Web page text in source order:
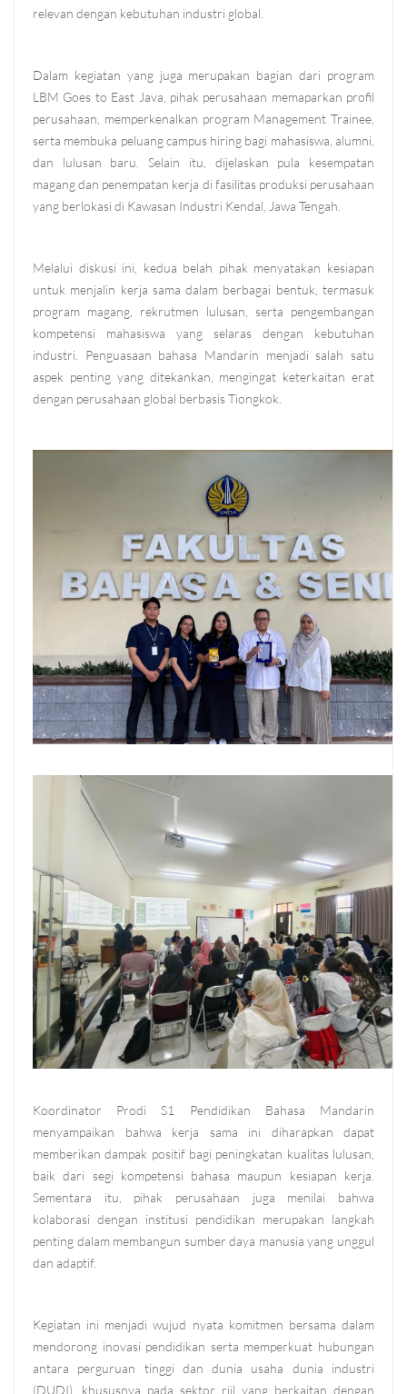
relevan dengan kebutuhan industri global.
Dalam kegiatan yang juga merupakan bagian dari program
LBM Goes to East Java, pihak perusahaan memaparkan profil
perusahaan, memperkenalkan program Management Trainee,
serta membuka peluang campus hiring bagi mahasiswa, alumni,
dan lulusan baru. Selain itu, dijelaskan pula kesempatan
magang dan penempatan kerja di fasilitas produksi perusahaan
yang berlokasi di Kawasan Industri Kendal, Jawa Tengah.
Melalui diskusi ini, kedua belah pihak menyatakan kesiapan
untuk menjalin kerja sama dalam berbagai bentuk, termasuk
program magang, rekrutmen lulusan, serta pengembangan
kompetensi mahasiswa yang selaras dengan kebutuhan
industri. Penguasaan bahasa Mandarin menjadi salah satu
aspek penting yang ditekankan, mengingat keterkaitan erat
dengan perusahaan global berbasis Tiongkok.
Koordinator Prodi S1 Pendidikan Bahasa Mandarin
menyampaikan bahwa kerja sama ini diharapkan dapat
memberikan dampak positif bagi peningkatan kualitas lulusan,
baik dari segi kompetensi bahasa maupun kesiapan kerja.
Sementara itu, pihak perusahaan juga menilai bahwa
kolaborasi dengan institusi pendidikan merupakan langkah
penting dalam membangun sumber daya manusia yang unggul
dan adaptif.
Kegiatan ini menjadi wujud nyata komitmen bersama dalam
mendorong inovasi pendidikan serta memperkuat hubungan
antara perguruan tinggi dan dunia usaha dunia industri
(DUDI), khususnya pada sektor riil yang berkaitan dengan